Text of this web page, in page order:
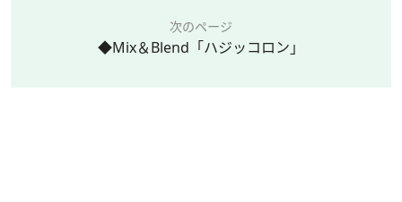
次のページ
◆Mix＆Blend「ハジッコロン」